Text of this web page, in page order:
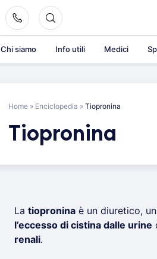
Chi siamo Info utili Medici
Home » Enciclopedia » Tiopronina
Tiopronina
La tioproninaè un diuretico,
l’eccesso di cistina dalle urine
renali.